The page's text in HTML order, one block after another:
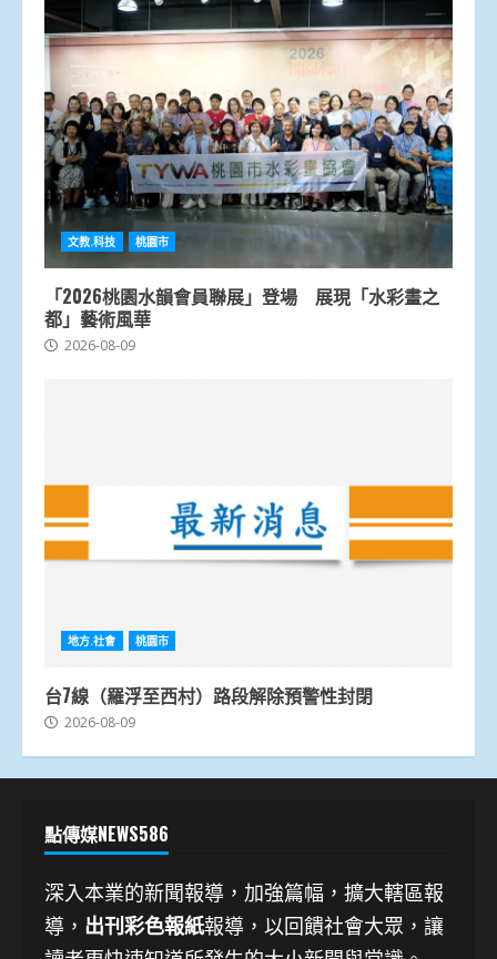
文教.科技 桃園市
「2026桃園水韻會員聯展」登場 展現「水彩畫之
都」藝術風華
2026-08-09
地方.社會 桃園市
台7線（羅浮至西村）路段解除預警性封閉
2026-08-09
點傳媒NEWS586
深入本業的新聞報導，加強篇幅，擴大轄區報
導， 出刊彩色報紙報導，以回饋社會大眾，讓